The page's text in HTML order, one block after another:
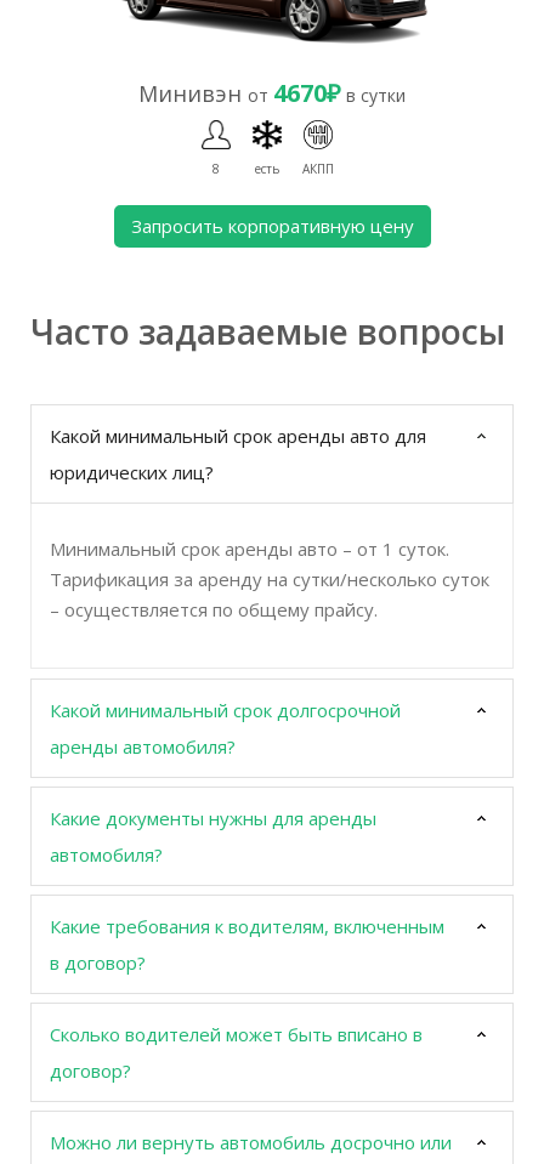
Минивэн от 4670₽ в сутки
8 есть АКПП
Запросить корпоративную цену
Часто задаваемые вопросы
Какой минимальный срок аренды авто для
юридических лиц?
Минимальный срок аренды авто – от 1 суток.
Тарификация за аренду на сутки/несколько суток
– осуществляется по общему прайсу.
Какой минимальный срок долгосрочной
аренды автомобиля?
Какие документы нужны для аренды
автомобиля?
Какие требования к водителям, включенным
в договор?
Сколько водителей может быть вписано в
договор?
Можно ли вернуть автомобиль досрочно или